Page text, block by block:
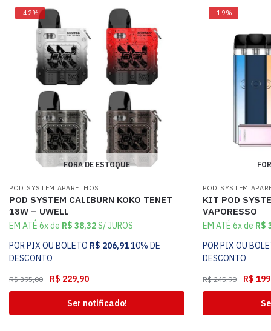
-42%
FORA DE ESTOQUE
POD SYSTEM APARELHOS
POD SYSTEM CALIBURN KOKO TENET
18W – UWELL
EM ATÉ 6x de R$ 38,32S/ JUROS
POR PIX OU BOLETO R$ 206,9110% DE
DESCONTO
R$395,00 R$ 229,90
Ser notificado!
-19%
POD SYSTEM
KIT POD
VAPORESSO
EM ATÉ 6x de R$
POR PIX OU
DESCONTO
R$245,90 R$